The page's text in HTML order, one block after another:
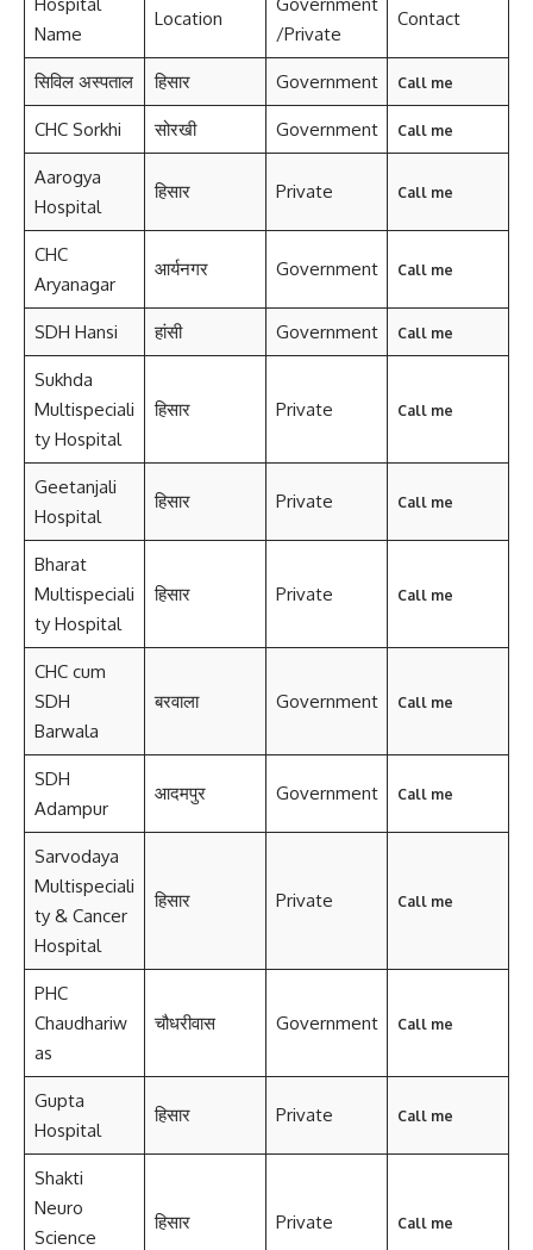
Name
Location
/Private
Contact
सिविल अस्पताल हिसार Government Call me
CHC Sorkhi सोरखी Government Call me
Aarogya
Hospital
हिसार Private Call me
CHC
Aryanagar
आर्यनगर Government Call me
SDH Hansi हांसी Government Call me
Sukhda
Multispeciali
ty Hospital
हिसार Private Call me
Geetanjali
Hospital
हिसार Private Call me
Bharat
Multispeciali
ty Hospital
हिसार Private Call me
CHC cum
SDH
Barwala
बरवाला Government Call me
SDH
Adampur
आदमपुर Government Call me
Sarvodaya
Multispeciali
ty & Cancer
Hospital
हिसार Private Call me
PHC
Chaudhariw
as
चौधरीवास Government Call me
Gupta
Hospital
हिसार Private Call me
Shakti
Neuro
Science
हिसार Private Call me